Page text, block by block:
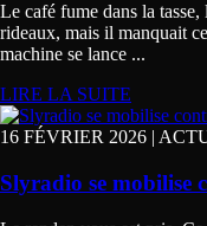
Le café fume dans la
rideaux, mais il manquait
machine se lance ...
LIRE LA SUITE
16 FÉVRIER 2026 |
Slyradio se mobilise